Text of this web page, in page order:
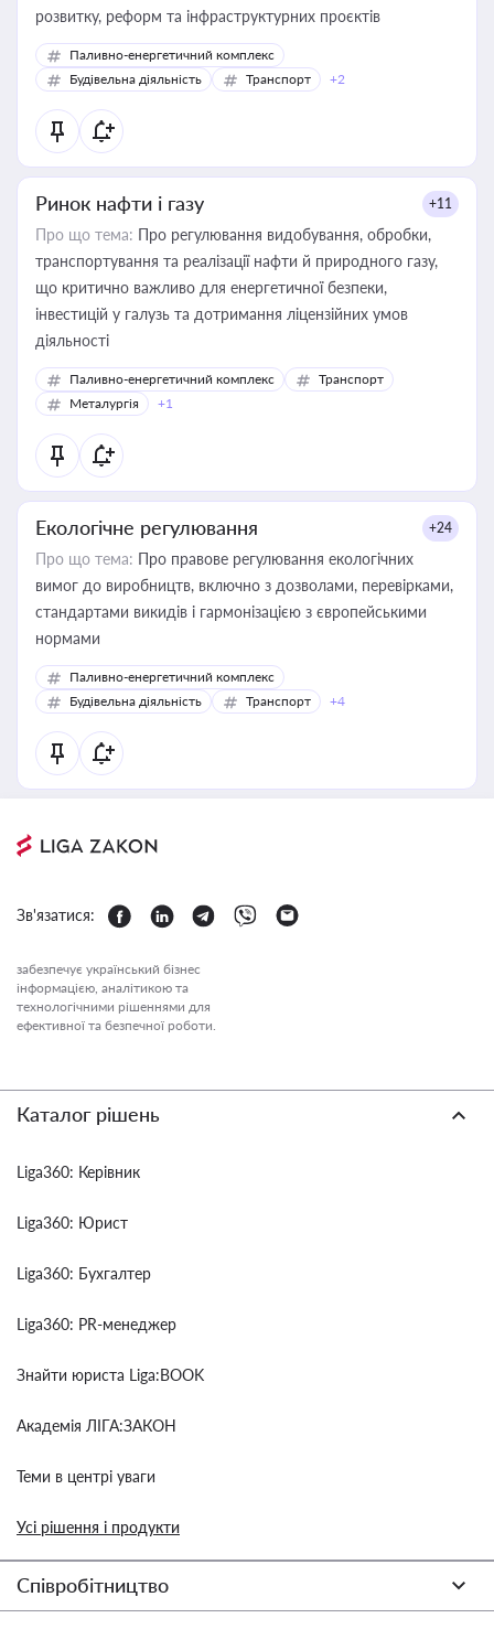
розвитку, реформ та інфраструктурних проєктів
Паливно-енергетичний комплекс
Будівельна діяльність
Транспорт +2
Ринок нафти і газу +11
Про що тема: Про регулювання видобування, обробки,
транспортування та реалізації нафти й природного газу,
що критично важливо для енергетичної безпеки,
інвестицій у галузь та дотримання ліцензійних умов
діяльності
Паливно-енергетичний комплекс
Транспорт
Металургія
+1
Екологічне регулювання +24
Про що тема: Про правове регулювання екологічних
вимог до виробництв, включно з дозволами, перевірками,
стандартами викидів і гармонізацією з європейськими
нормами
Паливно-енергетичний комплекс
Будівельна діяльність
Транспорт +4
Зв'язатися:
забезпечує український бізнес
інформацією, аналітикою та
технологічними рішеннями для
ефективної та безпечної роботи.
Каталог рішень
Liga360: Керівник
Liga360: Юрист
Liga360: Бухгалтер
Liga360: PR-менеджер
Знайти юриста Liga:BOOK
Академія ЛІГА:ЗАКОН
Теми в центрі уваги
Усі рішення і продукти
Співробітництво